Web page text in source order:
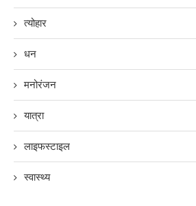
त्योहार
धन
मनोरंजन
यात्रा
लाइफस्टाइल
स्वास्थ्य